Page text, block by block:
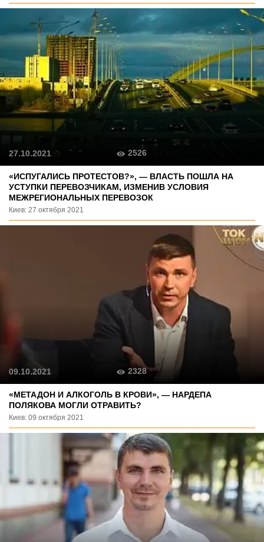
«ИСПУГАЛИСЬ ПРОТЕСТОВ?», — ВЛАСТЬ ПОШЛА НА
УСТУПКИ ПЕРЕВОЗЧИКАМ, ИЗМЕНИВ УСЛОВИЯ
МЕЖРЕГИОНАЛЬНЫХ ПЕРЕВОЗОК
Киев: 27 октября 2021
27.10.2021 2526
«МЕТАДОН И АЛКОГОЛЬ В КРОВИ», — НАРДЕПА
ПОЛЯКОВА МОГЛИ ОТРАВИТЬ?
Киев: 09 октября 2021
09.10.2021 2328